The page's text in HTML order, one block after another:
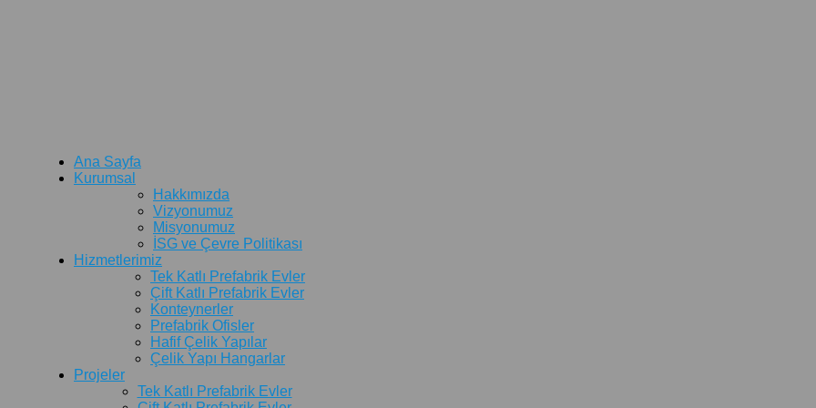
Ana Sayfa
Kurumsal
Hakkımızda
Vizyonumuz
Misyonumuz
İSG ve Çevre Politikası
Hizmetlerimiz
Tek Katlı Prefabrik Evler
Çift Katlı Prefabrik Evler
Konteynerler
Prefabrik Ofisler
Hafif Çelik Yapılar
Çelik Yapı Hangarlar
Projeler
Tek Katlı Prefabrik Evler